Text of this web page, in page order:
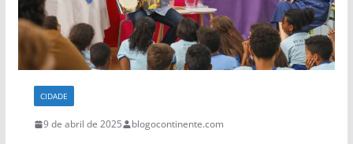
CIDADE
9 de abril de 2025 blogocontinente.com